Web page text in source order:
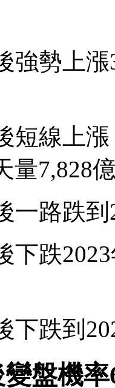
強勢上漲
短線上
量7,828
一路跌到
下跌
下跌到
盤機